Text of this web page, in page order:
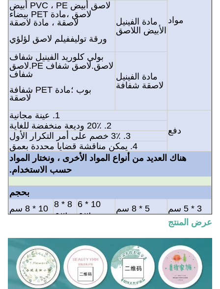
مواد
مادة الفينيل
الأبيض اللاصق
لاصق أبيض PVC ، PE أبيض
لاصق ،
مادة PET بيضاء
لاصقة ، مادة لاصقة
ورقة توليففيلم لاصق لؤلؤي
مادة الفينيل
لاصقة شفافة
بولي كلوريد الفينيل شفاف
لاصق.لاصق شفاف PE.
لاصق
شفاف
بوب ؛
مادة PET شفافة
لاصقة
دفع
1. عينة مجانية
2. 20٪ وديعة منخفضة للغاية
3. 3٪ خصم على أمر التكرار الأول
4. يمكن مناقشة قضايا محددة بعمق
هناك العديد من أنواع المواد الأخرى ، ونختار المواد
حسب الاستخدام.
بحجم
3 * 5 سم
5 * 8 سم
10 * 6
سم
8 * 8
سم 10 * 8 سم
75 * 85
ملم
ملم
ملم
ملم
3 "* 2"
2 "* 2"
4 "* 5"
3 "*
6"
6 "* 9"
نحن نقبل المقاس المخصص ، أي حجم مناسب لنا ،
الأحجام أعلاه مخصصة فقط لإعادة البناء.
عرض المنتج